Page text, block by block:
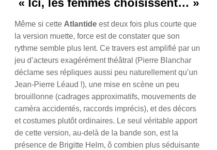
« Ici, les femmes choisissent… »
Même si cette Atlantide est deux fois plus courte que
la version muette, force est de constater que son
rythme semble plus lent. Ce travers est amplifié par un
jeu d’acteurs exagérément théâtral (Pierre Blanchar
déclame ses répliques aussi peu naturellement qu’un
Jean-Pierre Léaud !), une mise en scène un peu
brouillonne (cadrages approximatifs, mouvements de
caméra accidentés, raccords imprécis), et des décors
et costumes plutôt ordinaires. Le seul véritable apport
de cette version, au-delà de la bande son, est la
présence de Brigitte Helm, ô combien plus séduisante